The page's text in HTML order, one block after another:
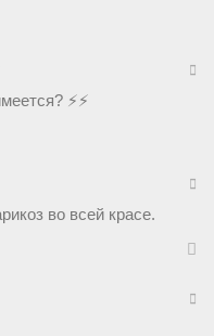
⚡️⚡️
во всей красе.